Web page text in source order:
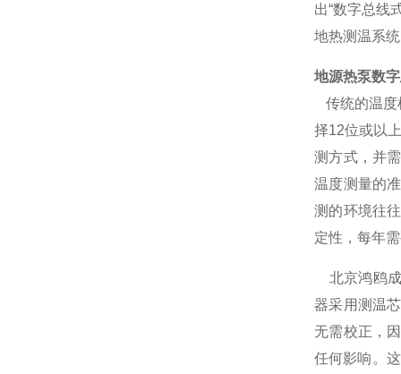
出“数字总线
地热测温系
地源热泵数
传统的温
择12位或以
测方式，并
温度测量的
测的环境往
定性，每年
北京鸿鸥
器采用测温
无需校正，
任何影响。